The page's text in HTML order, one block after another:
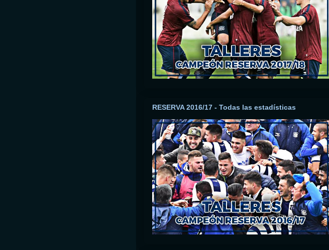
RESERVA 2016/17 - Todas las estadísticas